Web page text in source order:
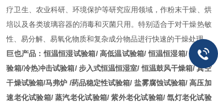
疗卫生、农业科研、环境保护等研究应用领域，作粉末干燥、烘
培以及各类玻璃容器的消毒和灭菌只用。特别适合于对干燥热敏
性、易分解、易氧化物质和复杂成分物品进行快速的干燥处理。
巨也产品 ：恒温恒湿试验箱/ 高低温试验箱/恒温恒湿箱/ 防潮试
验箱/冷热冲击试验箱/ 步入式恒温恒湿室/恒温鼓风干燥箱/真空
干燥试验箱/马弗炉 /药品稳定性试验箱/ 盐雾腐蚀试验箱/高压加
速老化试验箱/蒸汽老化试验箱/紫外老化试验箱/氙灯老化试验